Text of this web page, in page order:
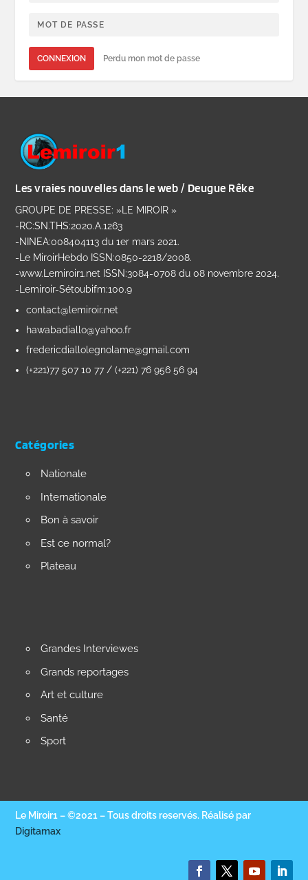
CONNEXION Perdu mon mot de passe
Les vraies nouvelles dans le web / Deugue Rêke
GROUPE DE PRESSE: »LE MIROIR »
-RC:SN.THS:2020.A.1263
-NINEA:008404113 du 1er mars 2021.
-Le MiroirHebdo ISSN:0850-2218/2008.
-www.Lemiroir1.net ISSN:3084-0708 du 08 novembre 2024.
-Lemiroir-Sétoubifm:100.9
contact@lemiroir.net
hawabadiallo@yahoo.fr
fredericdiallolegnolame@gmail.com
(+221)77 507 10 77 / (+221) 76 956 56 94
Catégories
Nationale
Internationale
Bon à savoir
Est ce normal?
Plateau
Grandes Interviewes
Grands reportages
Art et culture
Santé
Sport
Le Miroir1 – ©2021 – Tous droits reservés. Réalisé par
Digitamax